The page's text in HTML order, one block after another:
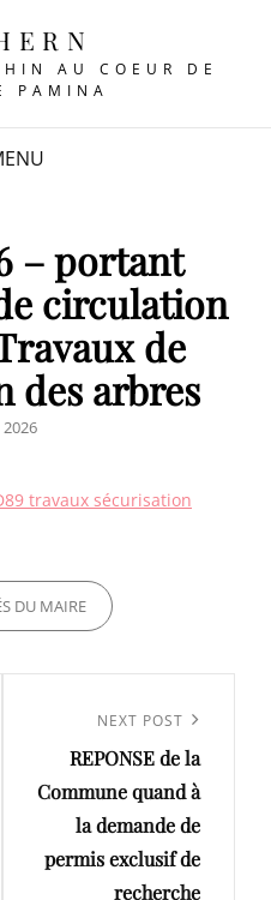
AU COEUR DE
PAMINA
– portant
circulation
de
des arbres
2026
travaux sécurisation
DU MAIRE
Post
NEXT POST
REPONSE de la
Commune quand à
la demande de
permis exclusif de
recherche